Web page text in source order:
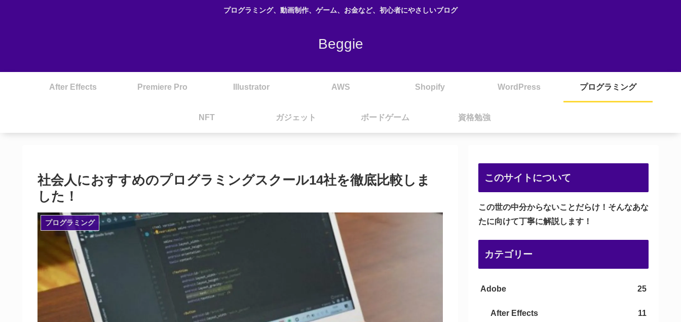
プログラミング、動画制作、ゲーム、お金など、初心者にやさしいブログ
Beggie
After Effects Premiere Pro Illustrator AWS Shopify WordPress プログラミング
NFT ガジェット ボードゲーム 資格勉強
社会人におすすめのプログラミングスクール14社を徹底比較しま
した！
プログラミング
このサイトについて
この世の中分からないことだらけ！そんなあな
たに向けて丁寧に解説します！
カテゴリー
Adobe 25
After Effects 11